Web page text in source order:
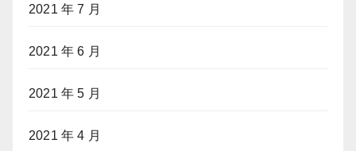
2021 年 7 月
2021 年 6 月
2021 年 5 月
2021 年 4 月